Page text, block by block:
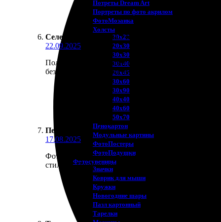
Потреты Dream Art
Портреты по фото акрилом
ФотоМозаика
Холсты
20х20
20х30
30х30
30х40
20х45
30х60
30х90
40х40
40х60
50х70
Пенокартон
Модульные картины
ФотоПостеры
ФотоПодушки
Фотоcувениры
Значки
Коврик для мыши
Кружки
Новогодние шары
Пазл картонный
Тарелки
Селена Никифорова : ★
22.09.2025
Пользовались услугами фотопечати и остались
без проблем, качество изображений порадовало.
Петр ★ ★ ★
17.08.2025
Фотографировались с друзьями летом. Решили
стильно. Получила яркий альбом с классной